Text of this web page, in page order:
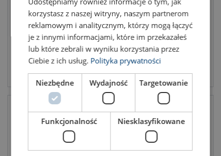
korzystasz z naszej witryny, naszym partnerom
reklamowym i analitycznym, którzy mogą łączyć
je z innymi informacjami, które im przekazałeś
lub które zebrali w wyniku korzystania przez
Ciebie z ich usług. Polityka prywatności
Niezbędne Wydajność Targetowanie
Funkcjonalność Niesklasyfikowane